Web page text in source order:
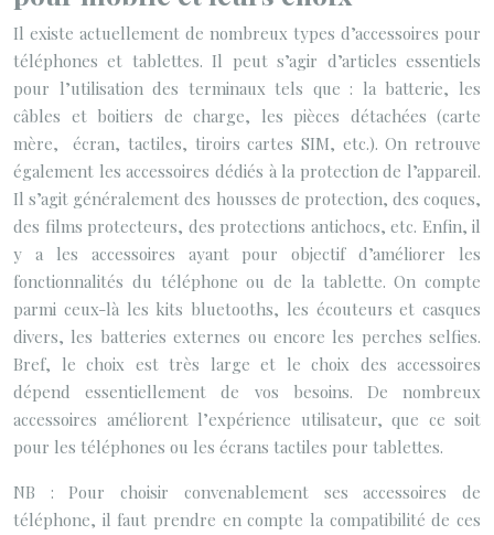
Il existe actuellement de nombreux types d’accessoires pour
téléphones et tablettes. Il peut s’agir d’articles essentiels
pour l’utilisation des terminaux tels que : la batterie, les
câbles et boitiers de charge, les pièces détachées (carte
mère, écran, tactiles, tiroirs cartes SIM, etc.). On retrouve
également les accessoires dédiés à la protection de l’appareil.
Il s’agit généralement des housses de protection, des coques,
des films protecteurs, des protections antichocs, etc. Enfin, il
y a les accessoires ayant pour objectif d’améliorer les
fonctionnalités du téléphone ou de la tablette. On compte
parmi ceux-là les kits bluetooths, les écouteurs et casques
divers, les batteries externes ou encore les perches selfies.
Bref, le choix est très large et le choix des accessoires
dépend essentiellement de vos besoins. De nombreux
accessoires améliorent l’expérience utilisateur, que ce soit
pour les téléphones ou les écrans tactiles pour tablettes.
NB : Pour choisir convenablement ses accessoires de
téléphone, il faut prendre en compte la compatibilité de ces